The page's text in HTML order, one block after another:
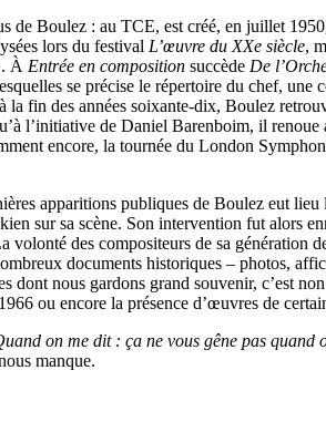
de Boulez : au TCE, est créé, en juillet
lors du festival L’œuvre du XXe siècle,
À Entrée en composition succède De
se précise le répertoire du chef,
fin des années soixante-dix, Boulez
l’initiative de Daniel Barenboim, il
encore, la tournée du London
apparitions publiques de Boulez eut
sur sa scène. Son intervention fut alors
volonté des compositeurs de sa génération
documents historiques – photos,
nous gardons grand souvenir, c’est
ou encore la présence d’œuvres de
on me dit : ça ne vous gêne pas
manque.